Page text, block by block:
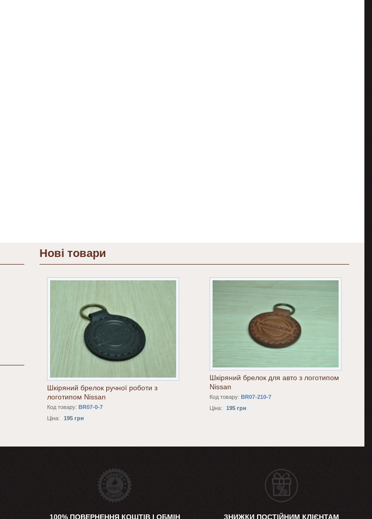
Нові товари
Шкіряний брелок ручної роботи з
логотипом Nissan
Код товару: BR07-0-7
Ціна:
195 грн
Шкіряний брелок для авто з логотипом
Nissan
Код товару: BR07-210-7
Ціна:
195 грн
100% ПОВЕРНЕННЯ КОШТІВ І ОБМІН ЗНИЖКИ ПОСТІЙНИМ КЛІЄНТАМ